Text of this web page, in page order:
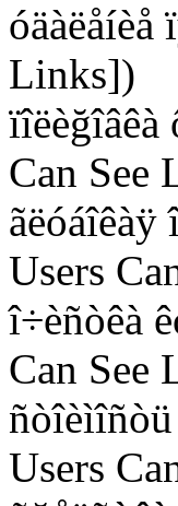
Links])
ïîëèğîâêà
Can See
ãëóáîêàÿ
Users
î÷èñòêà
Can See
ñòîèìîñòü
Users